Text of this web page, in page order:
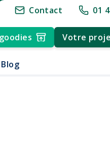
Europe +30 ans
Contact 01
Votre
Blog